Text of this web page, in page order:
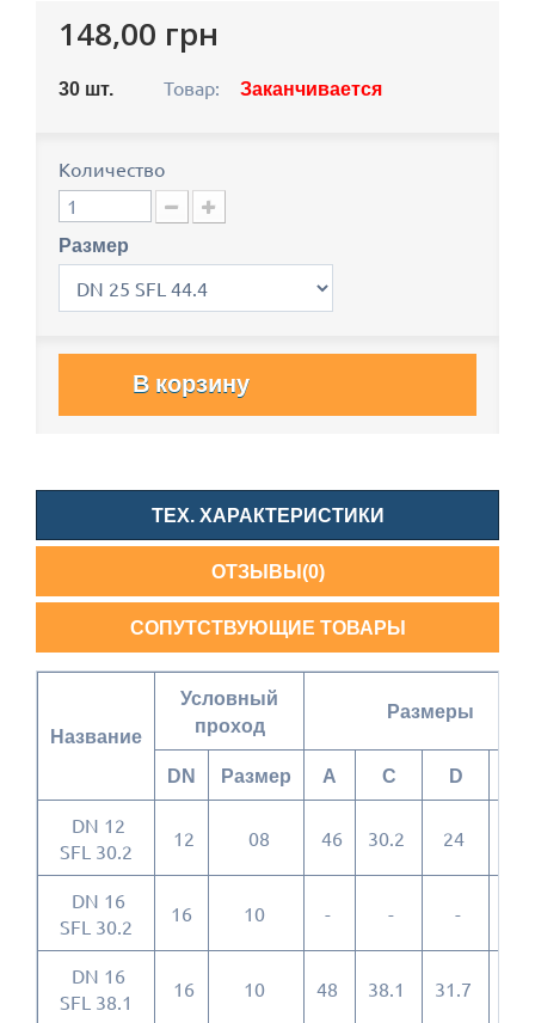
148,00 грн
30 шт. Товар: Заканчивается
Количество
Размер
В корзину
ТЕХ. ХАРАКТЕРИСТИКИ
ОТЗЫВЫ(0)
СОПУТСТВУЮЩИЕ ТОВАРЫ
Название
Условный
проход
Размеры
DN Размер A C D
DN 12
SFL 30.2
12 08 46 30.2 24
DN 16
SFL 30.2
16 10 - - -
DN 16
SFL 38.1
16 10 48 38.1 31.7